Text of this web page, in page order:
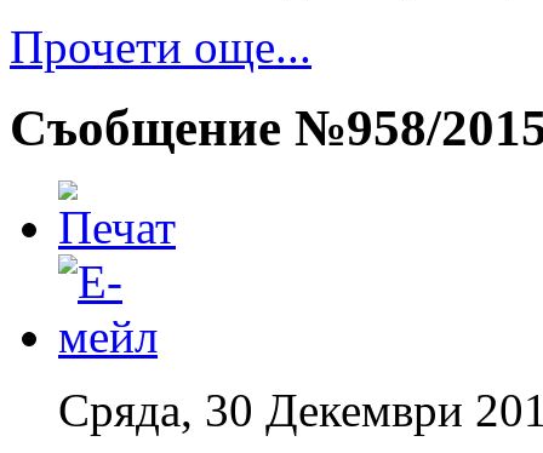
Прочети още...
Съобщение №958/
Сряда, 30 Декември